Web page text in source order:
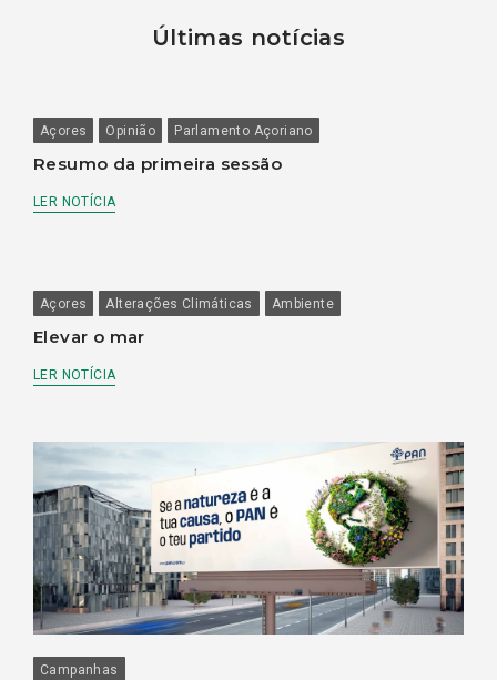
Últimas notícias
Açores Opinião Parlamento Açoriano
Resumo da primeira sessão
LER NOTÍCIA
Açores Alterações Climáticas Ambiente
Elevar o mar
LER NOTÍCIA
Campanhas